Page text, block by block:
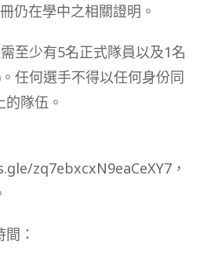
仍在學中之相關證明。
至少有5名正式隊員以及1名
任何選手不得以任何身份同
隊伍。
zq7ebxcxN9eaCeXY7，
：